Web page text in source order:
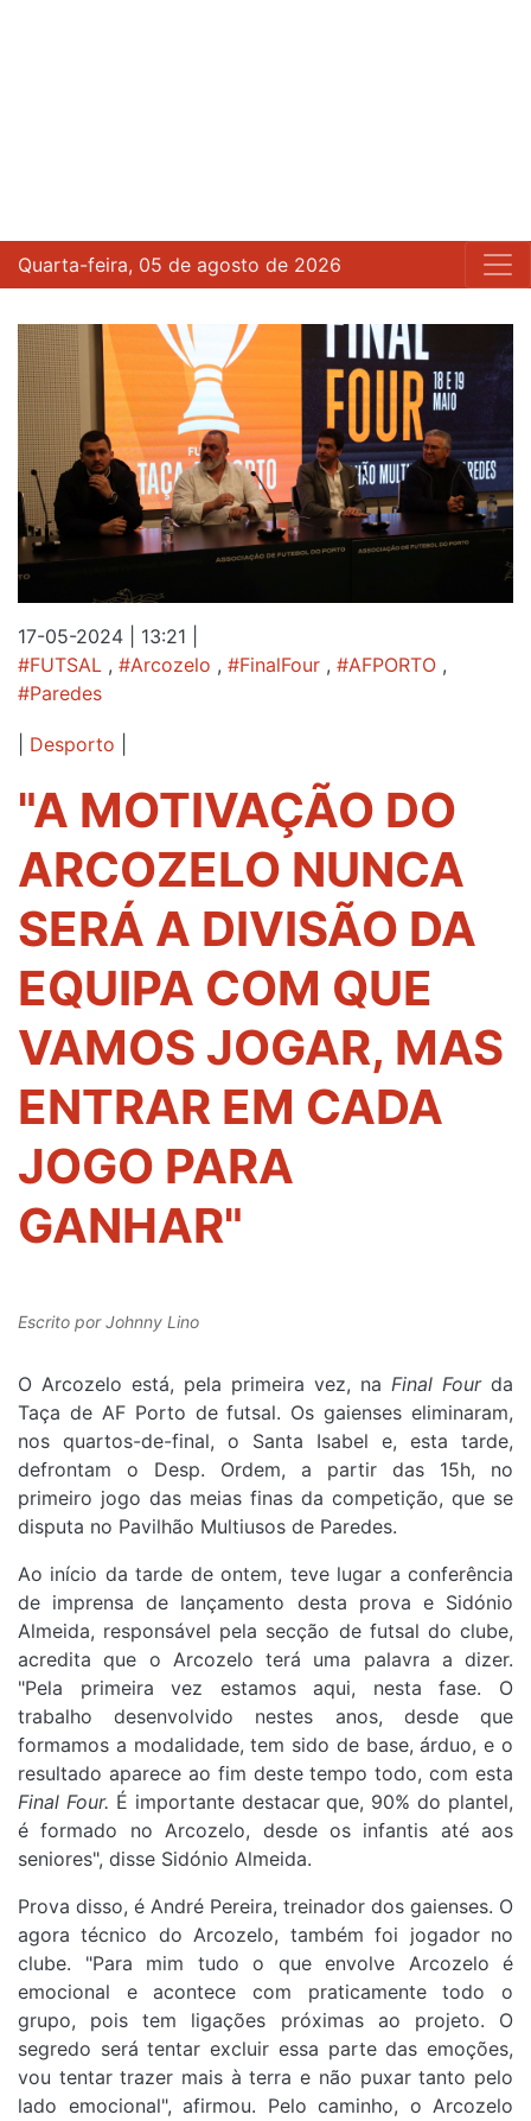
Quarta-feira, 05 de agosto de 2026
17-05-2024 | 13:21
#FUTSAL , #Arcozelo , #FinalFour , #AFPORTO ,
#Paredes
Desporto
"A MOTIVAÇÃO DO
ARCOZELO NUNCA
SERÁ A DIVISÃO DA
EQUIPA COM QUE
VAMOS JOGAR, MAS
ENTRAR EM CADA
JOGO PARA
GANHAR"
Escrito porJohnny Lino
O Arcozelo está, pela primeira vez, na Final Fourda
Taça de AF Porto de futsal. Os gaienses eliminaram,
nos quartos-de-final, o Santa Isabel e, esta tarde,
defrontam o Desp. Ordem, a partir das 15h, no
primeiro jogo das meias finas da competição, que se
disputa no Pavilhão Multiusos de Paredes.
Ao início da tarde de ontem, teve lugar a conferência
de imprensa de lançamento desta prova e Sidónio
Almeida, responsável pela secção de futsal do clube,
acredita que o Arcozelo terá uma palavra a dizer.
"Pela primeira vez estamos aqui, nesta fase. O
trabalho desenvolvido nestes anos, desde que
formamos a modalidade, tem sido de base, árduo, e o
resultado aparece ao fim deste tempo todo, com esta
Final Four. É importante destacar que, 90% do plantel,
é formado no Arcozelo, desde os infantis até aos
seniores", disse Sidónio Almeida.
Prova disso, é André Pereira, treinador dos gaienses. O
agora técnico do Arcozelo, também foi jogador no
clube. "Para mim tudo o que envolve Arcozelo é
emocional e acontece com praticamente todo o
grupo, pois tem ligações próximas ao projeto. O
segredo será tentar excluir essa parte das emoções,
vou tentar trazer mais à terra e não puxar tanto pelo
lado emocional", afirmou. Pelo caminho, o Arcozelo